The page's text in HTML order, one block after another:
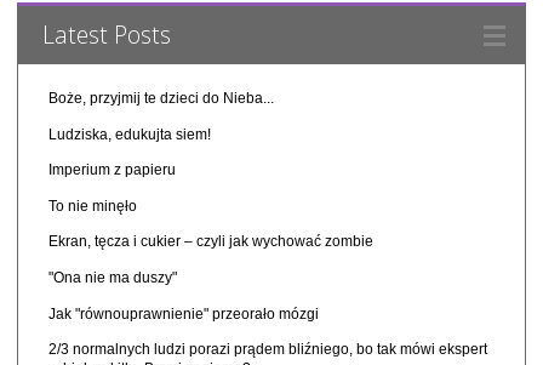
Latest Posts
Boże, przyjmij te dzieci do Nieba...
Ludziska, edukujta siem!
Imperium z papieru
To nie minęło
Ekran, tęcza i cukier – czyli jak wychować zombie
"Ona nie ma duszy"
Jak "równouprawnienie" przeorało mózgi
2/3 normalnych ludzi porazi prądem bliźniego, bo tak mówi ekspert